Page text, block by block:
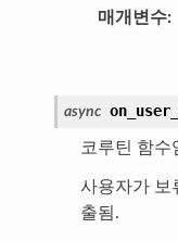
매개변수
async
코루틴 함수
사용자가 보
출됨.